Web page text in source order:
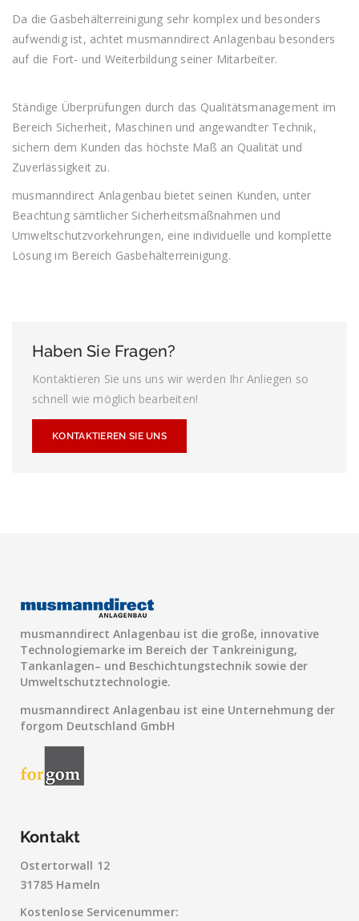
Da die Gasbehälterreinigung sehr komplex und besonders
aufwendig ist, achtet musmanndirect Anlagenbau besonders
auf die Fort- und Weiterbildung seiner Mitarbeiter.
Ständige Überprüfungen durch das Qualitätsmanagement im
Bereich Sicherheit, Maschinen und angewandter Technik,
sichern dem Kunden das höchste Maß an Qualität und
Zuverlässigkeit zu.
musmanndirect Anlagenbau bietet seinen Kunden, unter
Beachtung sämtlicher Sicherheitsmaßnahmen und
Umweltschutzvorkehrungen, eine individuelle und komplette
Lösung im Bereich Gasbehälterreinigung.
Haben Sie Fragen?
Kontaktieren Sie uns uns wir werden Ihr Anliegen so
schnell wie möglich bearbeiten!
KONTAKTIEREN SIE UNS
musmanndirect Anlagenbau ist die große, innovative
Technologiemarke im Bereich der Tankreinigung,
Tankanlagen– und Beschichtungstechnik sowie der
Umweltschutztechnologie.
musmanndirect Anlagenbau ist eine Unternehmung der
forgom Deutschland GmbH
Kontakt
Ostertorwall 12
31785 Hameln
Kostenlose Servicenummer: